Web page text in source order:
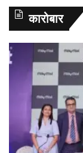
कारोबार